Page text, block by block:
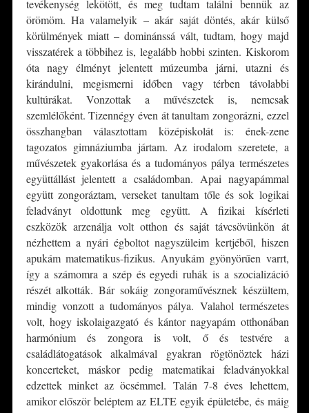
tevékenység lekötött, és meg tudtam találni bennük az
örömöm. Ha valamelyik – akár saját döntés, akár külső
körülmények miatt – dominánssá vált, tudtam, hogy majd
visszatérek a többihez is, legalább hobbi szinten. Kiskorom
óta nagy élményt jelentett múzeumba járni, utazni és
kirándulni, megismerni időben vagy térben távolabbi
kultúrákat. Vonzottak a művészetek is, nemcsak
szemlélőként. Tizennégy éven át tanultam zongorázni, ezzel
összhangban választottam középiskolát is: ének-zene
tagozatos gimnáziumba jártam. Az irodalom szeretete, a
művészetek gyakorlása és a tudományos pálya természetes
együttállást jelentett a családomban. Apai nagyapámmal
együtt zongoráztam, verseket tanultam tőle és sok logikai
feladványt oldottunk meg együtt. A fizikai kísérleti
eszközök arzenálja volt otthon és saját távcsövünkön át
nézhettem a nyári égboltot nagyszüleim kertjéből, hiszen
apukám matematikus-fizikus. Anyukám gyönyörűen varrt,
így a számomra a szép és egyedi ruhák is a szocializáció
részét alkották. Bár sokáig zongoraművésznek készültem,
mindig vonzott a tudományos pálya. Valahol természetes
volt, hogy iskolaigazgató és kántor nagyapám otthonában
harmónium és zongora is volt, ő és testvére a
családlátogatások alkalmával gyakran rögtönöztek házi
koncerteket, máskor pedig matematikai feladványokkal
edzettek minket az öcsémmel. Talán 7-8 éves lehettem,
amikor először beléptem az ELTE egyik épületébe, és máig